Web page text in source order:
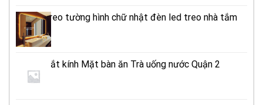
Gương treo tường hình chữ nhật đèn led treo nhà tắm
TPHCM
Địa chỉ cắt kính Mặt bàn ăn Trà uống nước Quận 2
Tphcm